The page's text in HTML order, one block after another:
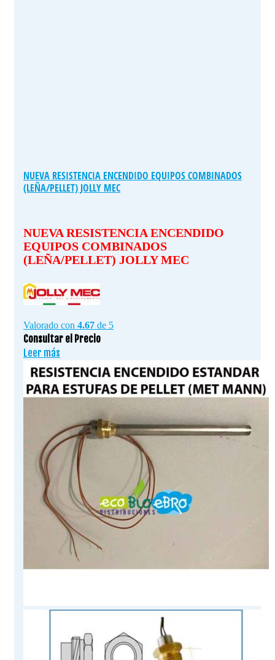
NUEVA RESISTENCIA ENCENDIDO EQUIPOS COMBINADOS
(LEÑA/PELLET) JOLLY MEC
NUEVA RESISTENCIA ENCENDIDO
EQUIPOS COMBINADOS
(LEÑA/PELLET) JOLLY MEC
Valorado con 4.67 de 5
Consultar el Precio
Leer más